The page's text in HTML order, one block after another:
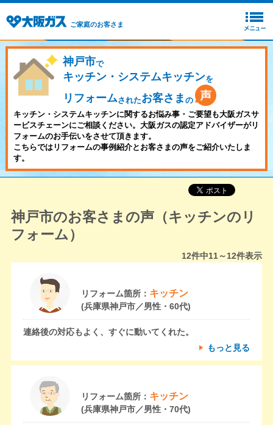
ご家庭のお客さま
神戸市で
キッチン・システムキッチンを
リフォームされたお客さま の
キッチン・システムキッチンに関するお悩み事・ご要望も大阪ガスサ
ービスチェーンにご相談ください。大阪ガスの認定アドバイザーがリ
フォームのお手伝いをさせて頂きます。
こちらではリフォームの事例紹介とお客さまの声をご紹介いたしま
す。
神戸市のお客さまの声（キッチンのリ
フォーム）
12件中11～12件表示
リフォーム箇所： キッチン
(兵庫県神戸市／男性・60代)
連絡後の対応もよく、すぐに動いてくれた。
もっと見る
リフォーム箇所： キッチン
(兵庫県神戸市／男性・70代)